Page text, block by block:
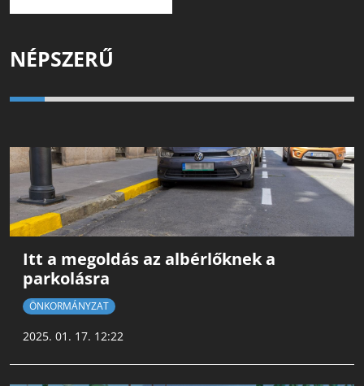
NÉPSZERŰ
Itt a megoldás az albérlőknek a
parkolásra
ÖNKORMÁNYZAT
2025. 01. 17. 12:22